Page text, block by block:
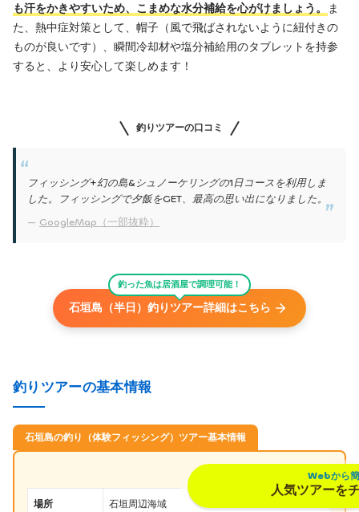
も汗をかきやすいため、こまめな水分補給を心がけましょう。
ま
た、熱中症対策として、帽子（風で飛ばされないように紐付きの
ものが良いです）、瞬間冷却材や塩分補給用のタブレットを持参
すると、より安心して楽しめます！
釣りツアーの口コミ
フィッシング+幻の島&シュノーケリングの1日コースを利用しま
した。フィッシングで夕飯をGET、最高の思い出になりました。
GoogleMap（一部抜粋）
釣った魚は居酒屋で調理可能！
石垣島（半日）釣りツアー詳細はこちら
釣りツアーの基本情報
石垣島の釣り（体験フィッシング）ツアー基本情報
場所 石垣周辺海域
Webから
人気ツアーを